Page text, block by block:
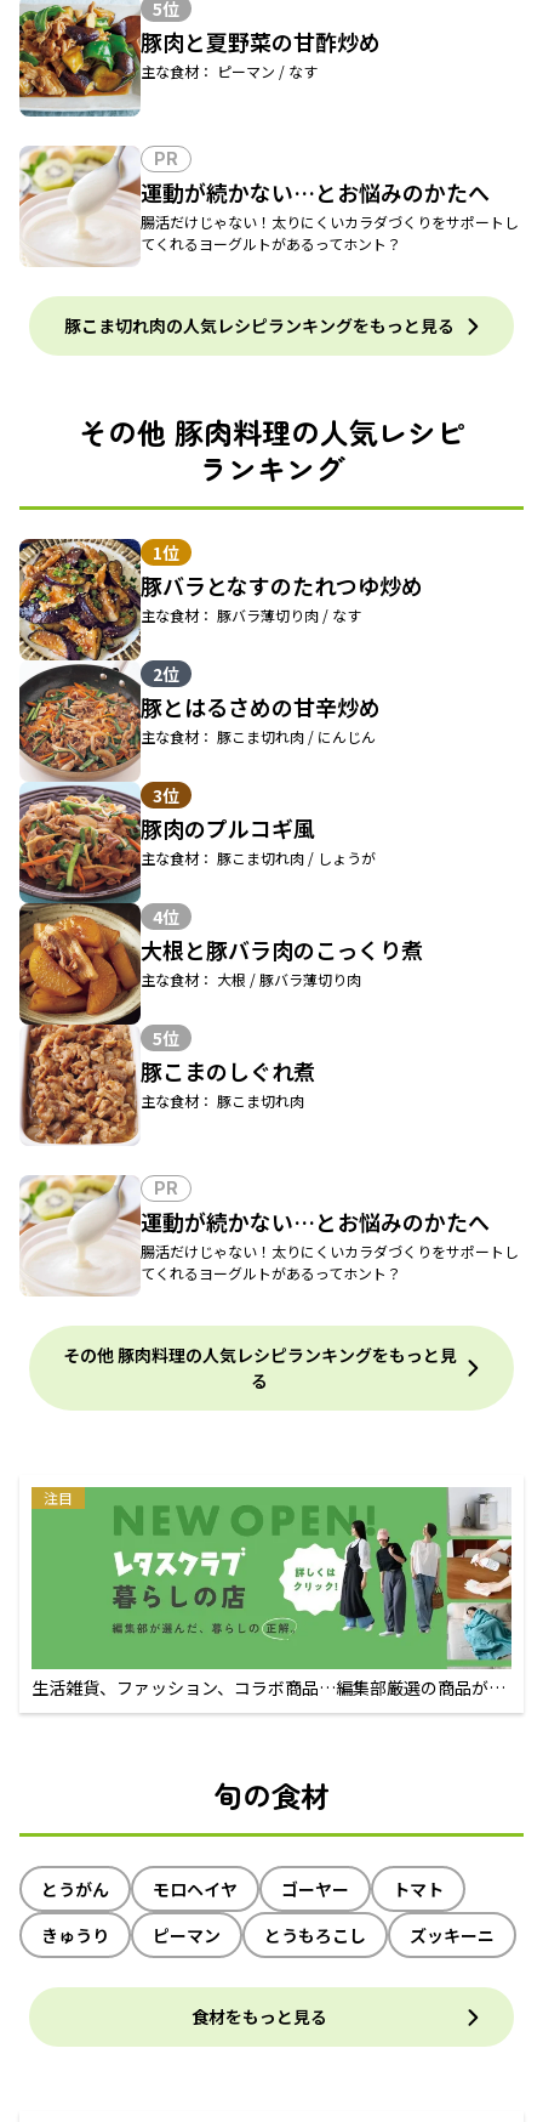
5位
豚肉と夏野菜の甘酢炒め
主な食材： ピーマン / なす
PR
運動が続かない…とお悩みのかたへ
腸活だけじゃない！太りにくいカラダづくりをサポートし
てくれるヨーグルトがあるってホント？
豚こま切れ肉の人気レシピランキングをもっと見る
その他 豚肉料理の人気レシピ
ランキング
1位
豚バラとなすのたれつゆ炒め
主な食材： 豚バラ薄切り肉 / なす
2位
豚とはるさめの甘辛炒め
主な食材： 豚こま切れ肉 / にんじん
3位
豚肉のプルコギ風
主な食材： 豚こま切れ肉 / しょうが
4位
大根と豚バラ肉のこっくり煮
主な食材： 大根 / 豚バラ薄切り肉
5位
豚こまのしぐれ煮
主な食材： 豚こま切れ肉
PR
運動が続かない…とお悩みのかたへ
腸活だけじゃない！太りにくいカラダづくりをサポートし
てくれるヨーグルトがあるってホント？
その他 豚肉料理の人気レシピランキングをもっと見
る
注目
生活雑貨、ファッション、コラボ商品…編集部厳選の商品が買
えるECサイト
旬の食材
とうがん モロヘイヤ ゴーヤー
トマト
きゅうり
ピーマン とうもろこし ズッキーニ
食材をもっと見る